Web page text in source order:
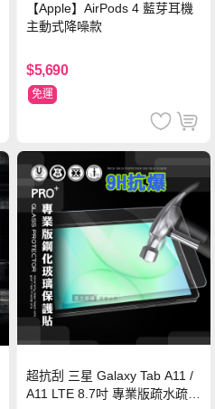
【Apple】AirPods 4 藍芽耳機
主動式降噪款
$5,690
免運
超抗刮 三星 Galaxy Tab A11 /
A11 LTE 8.7吋 專業版疏水疏油